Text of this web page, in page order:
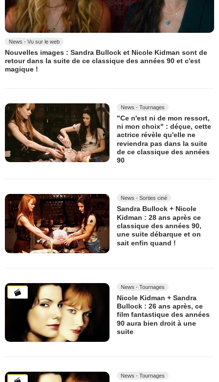
News - Vu sur le web
Nouvelles images : Sandra Bullock et Nicole Kidman sont de
retour dans la suite de ce classique des années 90 et c'est
magique !
News - Tournages
"Ce n'est ni de mon ressort,
ni mon choix" : déçue, cette
actrice révèle qu'elle ne
reviendra pas dans la suite
de ce classique des années
90
News - Sorties ciné
Sandra Bullock + Nicole
Kidman : 28 ans après ce
classique des années 90,
une suite débarque et on
sait enfin quand !
News - Tournages
Nicole Kidman + Sandra
Bullock : 26 ans après, ce
film fantastique des années
90 aura bien droit à une
suite
News - Tournages